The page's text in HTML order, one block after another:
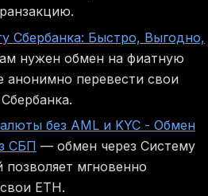
Сбербанка: Быстро, Выгодно,
нужен обмен на фиатную
перевести свои
без AML и KYC - Обмен
СБП — обмен через Систему
мгновенно
ETH.